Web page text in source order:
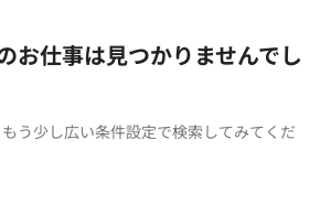
お仕事は見つかりませんでし
う少し広い条件設定で検索してみてくだ